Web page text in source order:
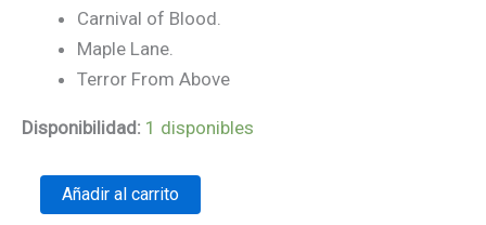
Carnival of Blood.
Maple Lane.
Terror From Above
Disponibilidad: 1 disponibles
Añadir al carrito